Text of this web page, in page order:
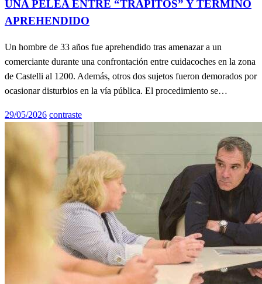
UNA PELEA ENTRE “TRAPITOS” Y TERMINÓ
APREHENDIDO
Un hombre de 33 años fue aprehendido tras amenazar a un
comerciante durante una confrontación entre cuidacoches en la zona
de Castelli al 1200. Además, otros dos sujetos fueron demorados por
ocasionar disturbios en la vía pública. El procedimiento se…
Publicado
29/05/2026 contraste